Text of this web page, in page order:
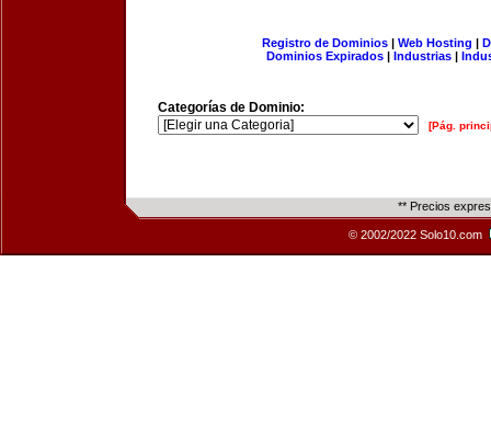
Registro de Dominios| Web Hosting |
Dominios Expirados | Industrias |
Categorías de Dominio:
[Pág.
** Precios
© 2002/2022 Solo10.com